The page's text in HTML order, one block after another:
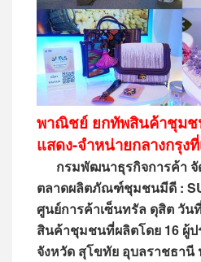
พาณิชย์ ยกทัพสินค้าชุมช
แสดง-จำหน่ายกลางกรุง
กรมพัฒนาธุรกิจการค้า จั
ตลาดผลิตภัณฑ์ชุมชนมีดี :
ศูนย์การค้าเซ็นทรัล ดุสิต วัน
สินค้าชุมชนที่ผลิตโดย 16 ผู้ป
จังหวัด สุโขทัย อุบลราชธานี